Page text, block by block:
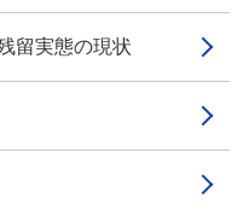
留実態の現状